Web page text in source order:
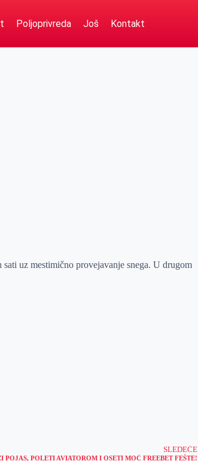
Poljoprivreda Još Kontakt
uz mestimično provejavanje snega. U drugom
SLEDEĆE
POJAS, POLETI AVIATOROM I OSETI MOĆ FREEBET FEŠTE!